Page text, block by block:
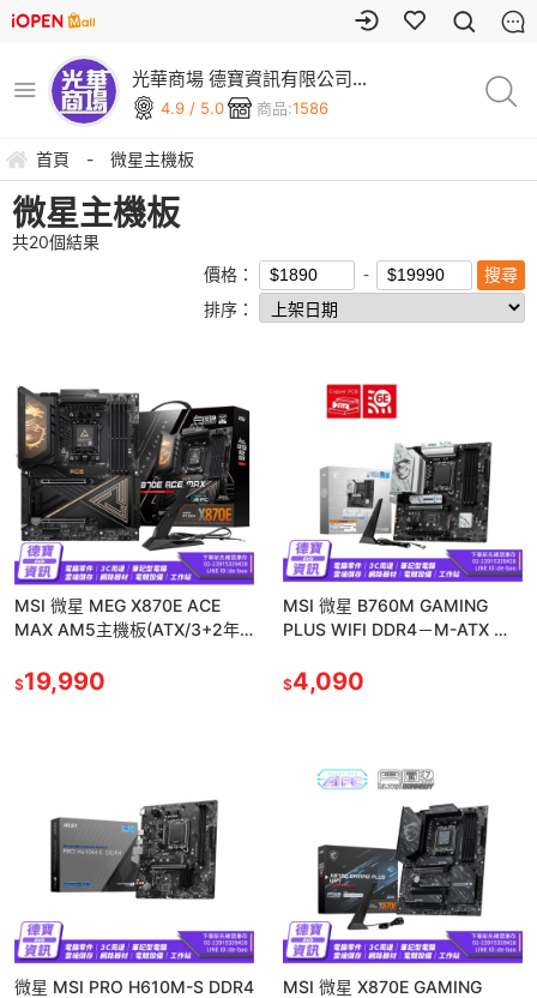
光華商場 德寶資訊有限公司
(可刷卡)
4.9 / 5.0 商品:1586
首頁 - 微星主機板
微星主機板
共20個結果
價格：
排序：
MSI 微星 MEG X870E ACE
MAX AM5主機板(ATX/3+2年
$19,990
MSI 微星 B760M GAMING
PLUS WIFI DDR4－M-ATX 主
$4,090
微星 MSI PRO H610M-S DDR4
MSI 微星 X870E GAMING